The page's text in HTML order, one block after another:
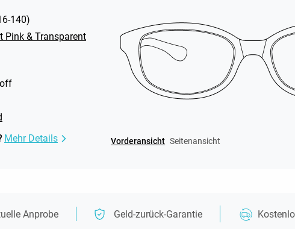
-140)
Pink & Transparent
Mehr Details Vorderansicht Seitenansicht
Anprobe Geld-zurück-Garantie